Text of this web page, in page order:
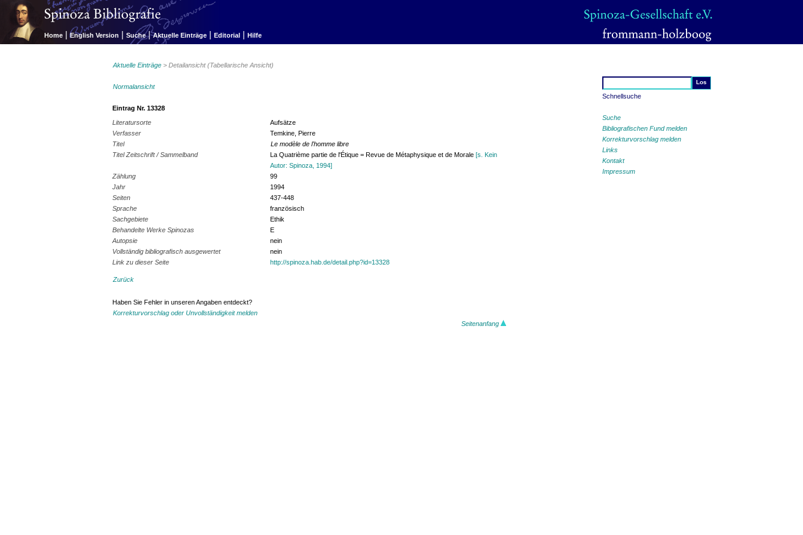
Home | English Version | Suche | Aktuelle Einträge | Editorial | Hilfe
Schnellsuche
Suche
Bibliografischen Fund melden
Korrekturvorschlag melden
Links
Kontakt
Impressum
Aktuelle Einträge > Detailansicht (Tabellarische Ansicht)
Normalansicht
Eintrag Nr. 13328
Literatursorte
Aufsätze
Verfasser
Temkine, Pierre
Titel
Le modèle de l'homme libre
Titel Zeitschrift / Sammelband
La Quatrième partie de l'Étique = Revue de Métaphysique et de Morale[s. Kein
Autor: Spinoza, 1994]
Zählung
99
Jahr
1994
Seiten
437-448
Sprache
französisch
Sachgebiete
Ethik
Behandelte Werke Spinozas
E
Autopsie
nein
Vollständig bibliografisch ausgewertet
nein
Link zu dieser Seite
http://spinoza.hab.de/detail.php?id=13328
Zurück
Haben Sie Fehler in unseren Angaben entdeckt?
Korrekturvorschlag oder Unvollständigkeit melden
Seitenanfang